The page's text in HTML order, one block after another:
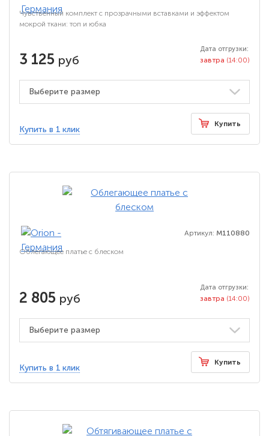
Чувственный комплект с прозрачными вставками и эффектом
мокрой ткани: топ и юбка
3 125 руб
Дата отгрузки:
завтра (14:00)
Купить в 1 клик
Купить
Артикул: M110880
Облегающее платье с блеском
2 805 руб
Дата отгрузки:
завтра (14:00)
Купить в 1 клик
Купить